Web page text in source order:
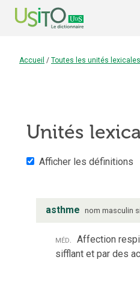
Accueil / Toutes les unités
Unités
Afficher les définitions
asthme nom masculin
méd. Affection
sifflant et par des